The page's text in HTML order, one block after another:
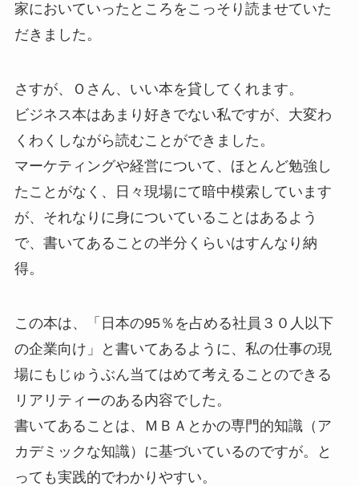
家においていったところをこっそり読ませていた
だきました。
さすが、Ｏさん、いい本を貸してくれます。
ビジネス本はあまり好きでない私ですが、大変わ
くわくしながら読むことができました。
マーケティングや経営について、ほとんど勉強し
たことがなく、日々現場にて暗中模索しています
が、それなりに身についていることはあるよう
で、書いてあることの半分くらいはすんなり納
得。
この本は、「日本の95％を占める社員３０人以下
の企業向け」と書いてあるように、私の仕事の現
場にもじゅうぶん当てはめて考えることのできる
リアリティーのある内容でした。
書いてあることは、ＭＢＡとかの専門的知識（ア
カデミックな知識）に基づいているのですが。と
っても実践的でわかりやすい。